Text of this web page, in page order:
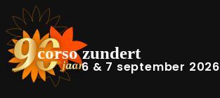
6 & 7 september 2026